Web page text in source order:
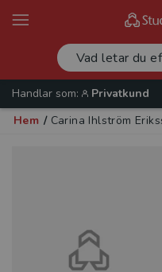
Handlar som:
Privatkund
Hem / Carina Ihlström